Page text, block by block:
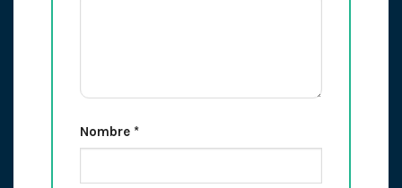
Nombre *